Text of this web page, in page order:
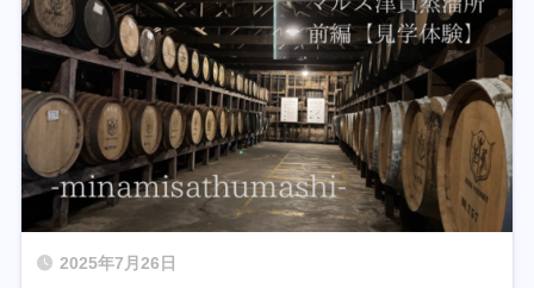
2025年7月26日